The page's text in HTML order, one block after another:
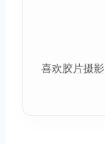
喜欢胶片摄影